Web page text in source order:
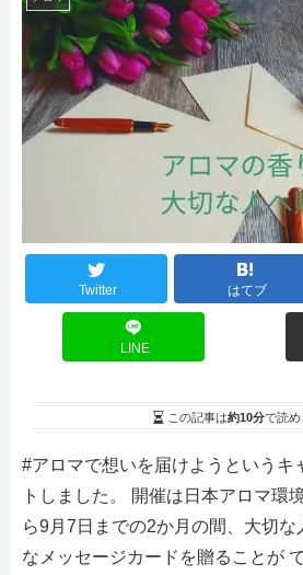
Twitter はてブ
LINE
この記事は約10分で読め
#アロマで想いを届けようというキ
トしました。 開催は日本アロマ環
ら9月7日までの2か月の間、大切な
なメッセージカードを贈ることが